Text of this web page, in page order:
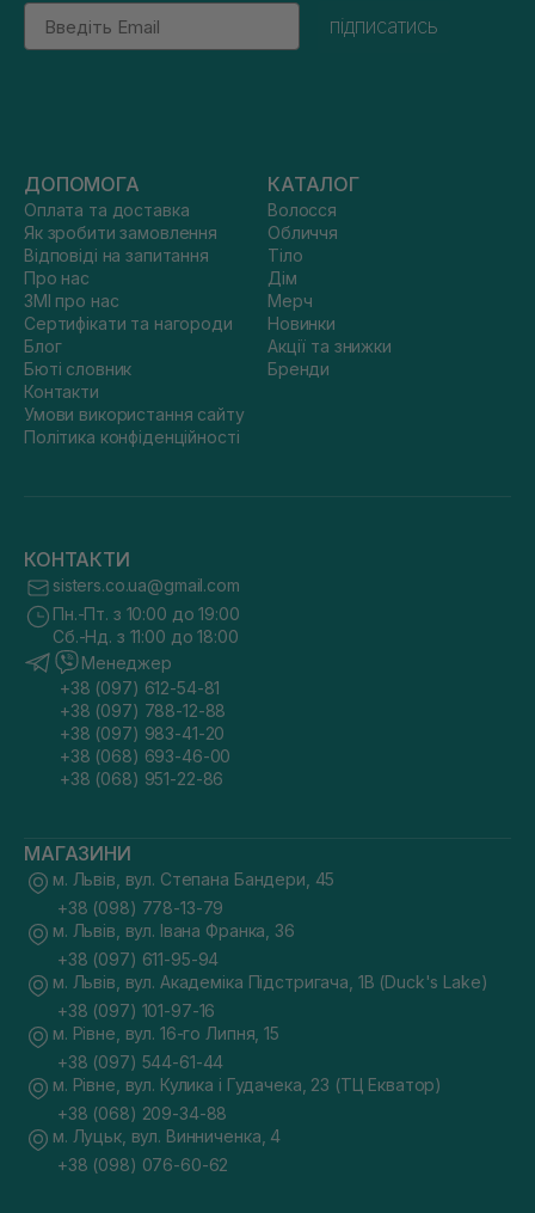
Email
підписатись
ДОПОМОГА
Оплата та доставка
Як зробити замовлення
Відповіді на запитання
Про нас
ЗМІ про нас
Сертифікати та нагороди
Блог
Бюті словник
Контакти
Умови використання сайту
Політика конфіденційності
КАТАЛОГ
Волосся
Обличчя
Тіло
Дім
Мерч
Новинки
Акції та знижки
Бренди
КОНТАКТИ
sisters.co.ua@gmail.com
Пн.-Пт. з 10:00 до 19:00
Сб.-Нд. з 11:00 до 18:00
Менеджер
+38 (097) 612-54-81
+38 (097) 788-12-88
+38 (097) 983-41-20
+38 (068) 693-46-00
+38 (068) 951-22-86
МАГАЗИНИ
м. Львів, вул. Степана Бандери, 45
+38 (098) 778-13-79
м. Львів, вул. Івана Франка, 36
+38 (097) 611-95-94
м. Львів, вул. Академіка Підстригача, 1В (Duck's Lake)
+38 (097) 101-97-16
м. Рівне, вул. 16-го Липня, 15
+38 (097) 544-61-44
м. Рівне, вул. Кулика і Гудачека, 23 (ТЦ Екватор)
+38 (068) 209-34-88
м. Луцьк, вул. Винниченка, 4
+38 (098) 076-60-62